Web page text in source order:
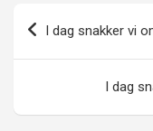
I dag snakker vi
I dag